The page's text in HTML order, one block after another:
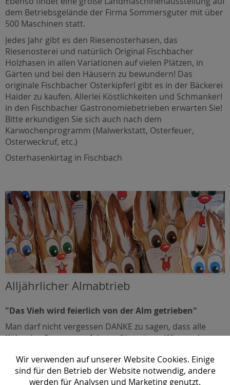
dem Betriebsgelände der Firma Sommersguter mit über
500 Maschinen statt.
Jedes Jahr gibt es den Riesenosterhasen, das
Riesenosterei und natürlich Original Fischbacher
Holzhasen in allen Variationen auf vielen Plätzen, in
Gärten und bei den Häusern zu bewundern! Das
originale Fischbacher Osterkipferl gibt es in der Bäckerei
Haider zu kaufen. Allerlei Köstlichkeiten und Schmankerl
in den Fischbacher Gastronomiebetrieben erwarten Sie!
Bitte erkundigen Sie sich auch nach dem
Karwochenprogramm (Malwerkstatt, Osterfeuer,
Osterweckruf, etc.)
Osterhasenkirtag in Fischbach
Alljährlicher Almabtrieb
"Das Vieh wird feierlich von der Alm getrieben"
Man darf nicht vergessen DANKE zu sagen, dass alle
Kühe den Sommer auf den saftig grünen Wiesen des
September inMönichwaldein feierlicher Almabtrieb
statt.
Wir verwenden auf unserer Website Cookies. Einige
sind für den Betrieb der Website notwendig, andere
werden für Analysen und Marketing genutzt.